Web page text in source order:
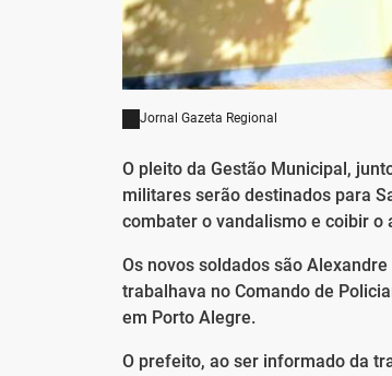
Jornal Gazeta Regional
O pleito da Gestão Municipal,
militares serão destinados para
combater o vandalismo e coibir o
Os novos soldados são
trabalhava no Comando de
em Porto Alegre.
O prefeito, ao ser informado da